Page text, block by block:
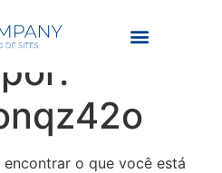
da
o que você está